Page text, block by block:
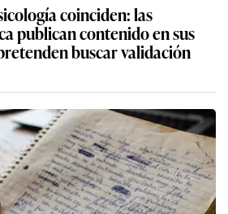
coinciden: las
publican contenido en sus
buscar validación